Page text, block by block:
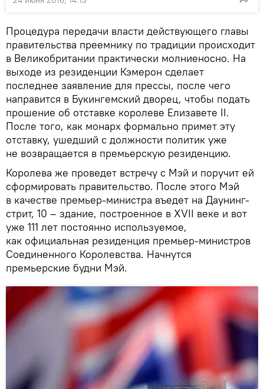
Процедура передачи власти действующего главы
правительства преемнику по традиции происходит
в Великобритании практически молниеносно. На
выходе из резиденции Кэмерон сделает
последнее заявление для прессы, после чего
направится в Букингемский дворец, чтобы подать
прошение об отставке королеве Елизавете II.
После того, как монарх формально примет эту
отставку, ушедший с должности политик уже
не возвращается в премьерскую резиденцию.
Королева же проведет встречу с Мэй и поручит ей
сформировать правительство. После этого Мэй
в качестве премьер-министра въедет на Даунинг-
стрит, 10 – здание, построенное в XVII веке и вот
уже 111 лет постоянно используемое,
как официальная резиденция премьер-министров
Соединенного Королевства. Начнутся
премьерские будни Мэй.